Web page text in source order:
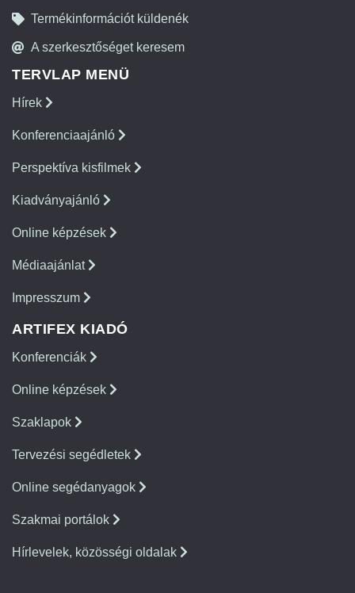
Termékinformációt küldenék
A szerkesztőséget keresem
TERVLAP MENÜ
Hírek
Konferenciaajánló
Perspektíva kisfilmek
Kiadványajánló
Online képzések
Médiaajánlat
Impresszum
ARTIFEX KIADÓ
Konferenciák
Online képzések
Szaklapok
Tervezési segédletek
Online segédanyagok
Szakmai portálok
Hírlevelek, közösségi oldalak